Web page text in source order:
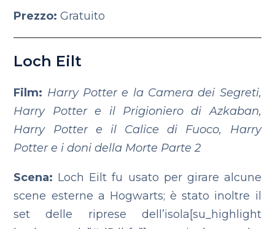
Prezzo: Gratuito
Loch Eilt
Film: Harry Potter e la Camera dei Segreti,
Harry Potter e il Prigioniero di Azkaban,
Harry Potter e il Calice di Fuoco, Harry
Potter e i doni della Morte Parte 2
Scena: Loch Eilt fu usato per girare alcune
scene esterne a Hogwarts; è stato inoltre il
set delle riprese dell’isola[su_highlight